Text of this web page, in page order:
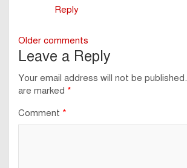
Reply
Comments
navigation
Older comments
Leave a Reply
Your email address will not be published.
are marked *
Comment *